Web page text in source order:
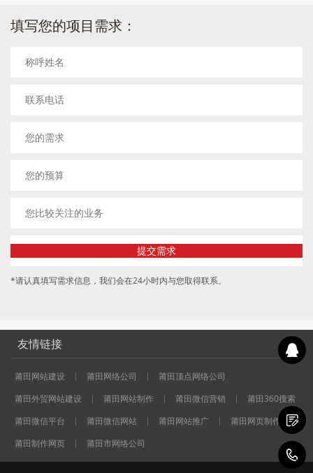
填写您的项目需求：
*请认真填写需求信息，我们会在24小时内与您取得联系。
友情链接
莆田网站建设 莆田网络公司
莆田顶点网络公司
莆田外贸网站建设
莆田网站制作 莆田微信营销
莆田360搜索
莆田微信平台
莆田微信网站 莆田网站推广
莆田网页制作
莆田制作网页
莆田市网络公司